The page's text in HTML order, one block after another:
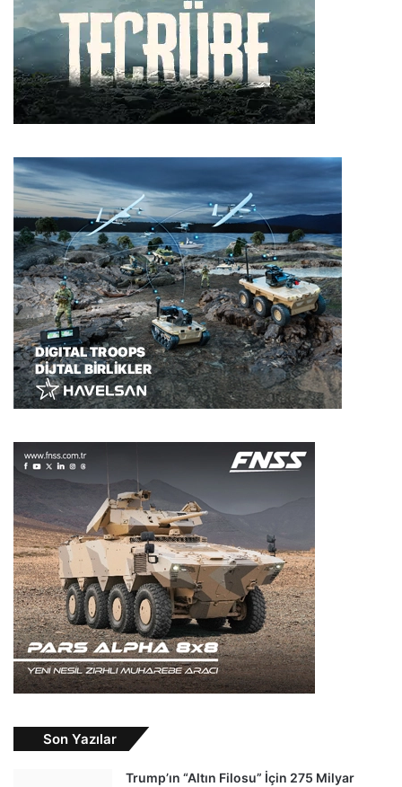
Son Yazılar
Trump’ın “Altın Filosu” İçin 275 Milyar